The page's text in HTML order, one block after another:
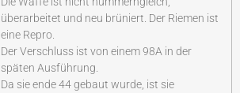
überarbeitet und neu brüniert. Der Riemen ist
eine Repro.
Der Verschluss ist von einem 98A in der
späten Ausführung.
Da sie ende 44 gebaut wurde, ist sie